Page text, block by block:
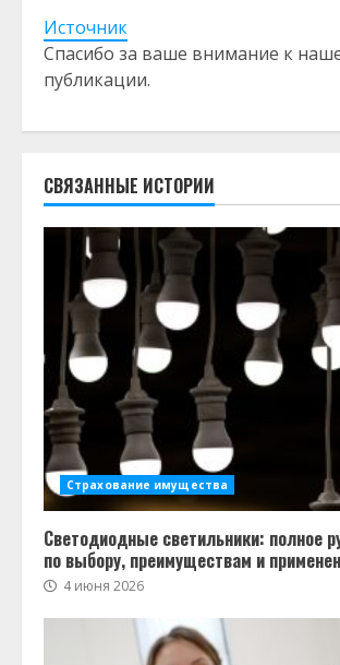
Источник
Спасибо за ваше внимание к
публикации.
СВЯЗАННЫЕ ИСТОРИИ
Страхование имущества
Светодиодные светильники: полное
по выбору, преимуществам и
4 июня 2026